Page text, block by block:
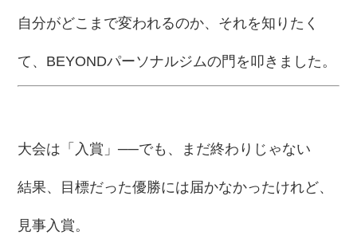
自分がどこまで変われるのか、それを知りたく
て、 BEYONDパーソナルジムの門を叩きました。
大会は「入賞」──でも、まだ終わりじゃない
結果、目標だった優勝には届かなかったけれど、
見事入賞。